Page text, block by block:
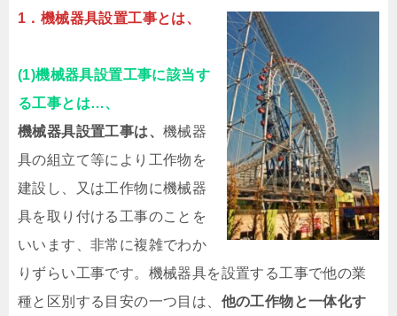
1．機械器具設置工事とは、
(1)機械器具設置工事に該当す
る工事とは…、
機械器具設置工事は、 機械器
具の組立て等により工作物を
建設し、又は工作物に機械器
具を取り付ける工事のことを
いいます、非常に複雑でわか
りずらい工事です。機械器具を設置する工事で他の業
種と区別する目安の一つ目は、 他の工作物と一体化す